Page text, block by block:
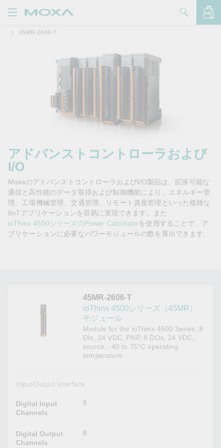
品
問い合わせ
ートナー・ゾーン
Moxa
45MR-2606-T
アドバンストコントローラおよび
I/O
MoxaのアドバンストコントローラおよびI/O製品は、拡張可能な
通信と高性能のデータ取得および制御機能により、エネルギー管
理、工場機械管理、交通管理、リモート資産管理といった複雑な
IIoTアプリケーションを容易に実現できます。また
ioThinx 4500シリーズのPower Calculatorを使用することで、ア
プリケーションに必要なパワーモジュールの数を算出できます。
45MR-2606-T
ioThinx 4500シリーズ（45MR）
モジュール
Module for the ioThinx 4500 Series, 8
DIs, 24 VDC, PNP, 8 DOs, 24 VDC,
source, -40 to 75°C operating
temperature
Input/Output Interface
Digital Input
Channels
8
Digital Output
Channels
8